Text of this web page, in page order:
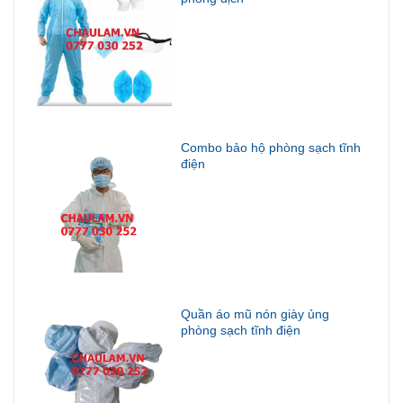
Combo bảo hộ phòng sạch tĩnh
điện
Quần áo mũ nón giày ủng
phòng sạch tĩnh điện